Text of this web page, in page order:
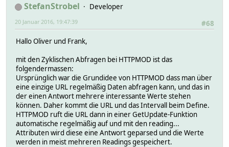
StefanStrobel
Developer
#68
20 Januar 2016, 19:47:39
Hallo Oliver und Frank,
mit den Zyklischen Abfragen bei HTTPMOD ist das
folgendermassen:
Ursprünglich war die Grundidee von HTTPMOD dass man über
eine einzige URL regelmäßig Daten abfragen kann, und das in
der einen Antwort mehrere interessante Werte stehen
können. Daher kommt die URL und das Intervall beim Define.
HTTPMOD ruft die URL dann in einer GetUpdate-Funktion
automatische regelmäßig auf und mit den reading...
Attributen wird diese eine Antwort geparsed und die Werte
werden in meist mehreren Readings gespeichert.